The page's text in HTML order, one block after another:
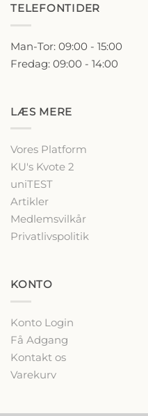
TELEFONTIDER
Man-Tor: 09:00 - 15:00
Fredag: 09:00 - 14:00
LÆS MERE
Vores Platform
KU's Kvote 2
uniTEST
Artikler
Medlemsvilkår
Privatlivspolitik
KONTO
Konto Login
Få Adgang
Kontakt os
Varekurv